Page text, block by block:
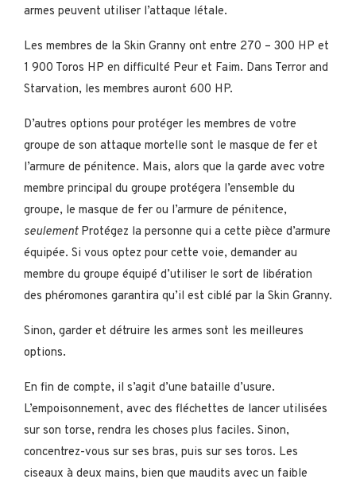
armes peuvent utiliser l’attaque létale.
Les membres de la Skin Granny ont entre 270 – 300 HP et
1 900 Toros HP en difficulté Peur et Faim. Dans Terror and
Starvation, les membres auront 600 HP.
D’autres options pour protéger les membres de votre
groupe de son attaque mortelle sont le masque de fer et
l’armure de pénitence. Mais, alors que la garde avec votre
membre principal du groupe protégera l’ensemble du
groupe, le masque de fer ou l’armure de pénitence,
seulementProtégez la personne qui a cette pièce d’armure
équipée. Si vous optez pour cette voie, demander au
membre du groupe équipé d’utiliser le sort de libération
des phéromones garantira qu’il est ciblé par la Skin Granny.
Sinon, garder et détruire les armes sont les meilleures
options.
En fin de compte, il s’agit d’une bataille d’usure.
L’empoisonnement, avec des fléchettes de lancer utilisées
sur son torse, rendra les choses plus faciles. Sinon,
concentrez-vous sur ses bras, puis sur ses toros. Les
ciseaux à deux mains, bien que maudits avec un faible